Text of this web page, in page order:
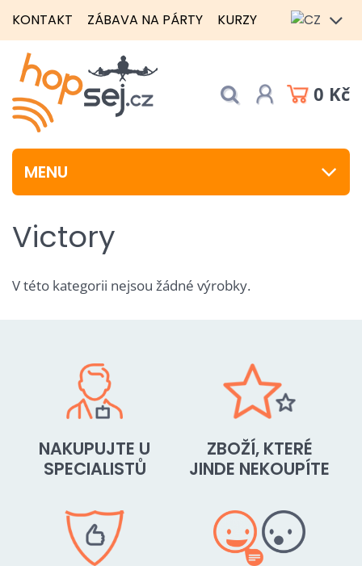
KONTAKT ZÁBAVA NA PÁRTY KURZY
0 Kč
MENU
Victory
V této kategorii nejsou žádné výrobky.
NAKUPUJTE U
SPECIALISTŮ
ZBOŽÍ, KTERÉ
JINDE NEKOUPÍTE